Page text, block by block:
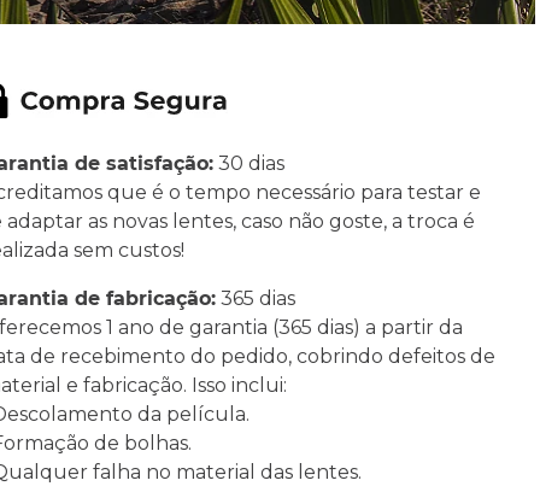
de satisfação:30 dias
que é o tempo necessário para testar e
adaptar as novas lentes, caso não goste, a troca é
sem custos!
de fabricação:365 dias
1 ano de garantia (365 dias) a partir da
de recebimento do pedido, cobrindo defeitos de
e fabricação. Isso inclui:
da película.
de bolhas.
falha no material das lentes.